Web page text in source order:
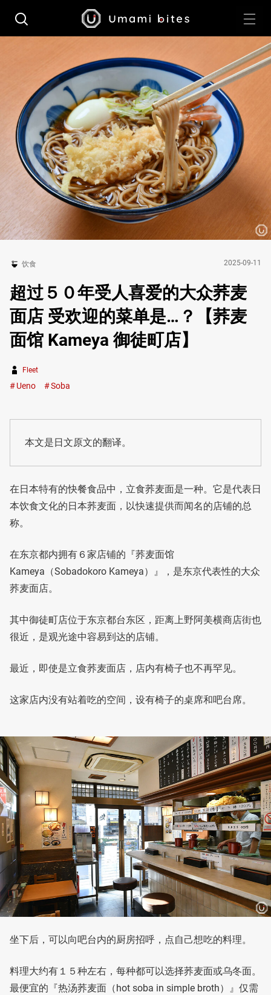
饮食 2025-09-11
超过５０年受人喜爱的大众荞麦
面店 受欢迎的菜单是…？【荞麦
面馆 Kameya 御徒町店】
Fleet
Ueno Soba
本文是日文原文的翻译。
在日本特有的快餐食品中，立食荞麦面是一种。它是代表日
本饮食文化的日本荞麦面，以快速提供而闻名的店铺的总
称。
在东京都内拥有６家店铺的『荞麦面馆
Kameya（Sobadokoro Kameya）』，是东京代表性的大众
荞麦面店。
其中御徒町店位于东京都台东区，距离上野阿美横商店街也
很近，是观光途中容易到达的店铺。
最近，即使是立食荞麦面店，店内有椅子也不再罕见。
这家店内没有站着吃的空间，设有椅子的桌席和吧台席。
坐下后，可以向吧台内的厨房招呼，点自己想吃的料理。
料理大约有１５种左右，每种都可以选择荞麦面或乌冬面。
最便宜的『热汤荞麦面（hot soba in simple broth）』仅需